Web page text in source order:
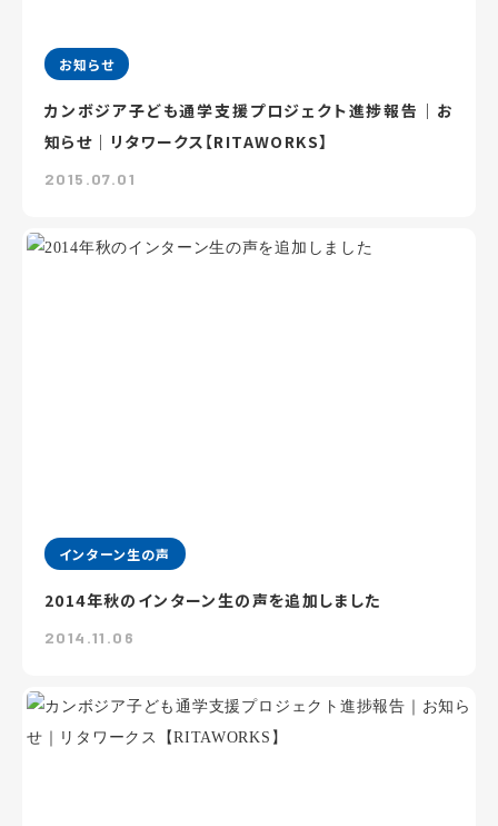
お知らせ
カンボジア子ども通学支援プロジェクト進捗報告｜お
知らせ｜リタワークス【RITAWORKS】
2015.07.01
インターン生の声
2014年秋のインターン生の声を追加しました
2014.11.06